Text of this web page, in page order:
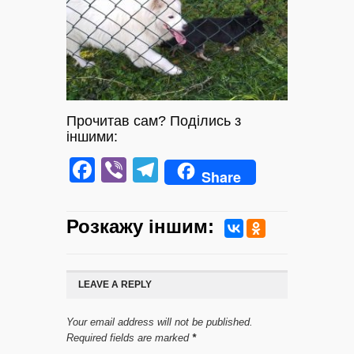
Прочитав сам? Поділись з
іншими:
Facebook
ViberTelegram
Share
Розкажу iншим:
LEAVE A REPLY
Your email address will not be published.
Required fields are marked *